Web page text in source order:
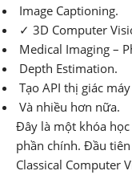
Image Captioning.
✓ 3D Computer
Medical Imaging –
Depth Estimation.
Tạo API thị giác
Và nhiều hơn nữa.
Đây là một khóa
phần chính. Đầu
Classical Computer